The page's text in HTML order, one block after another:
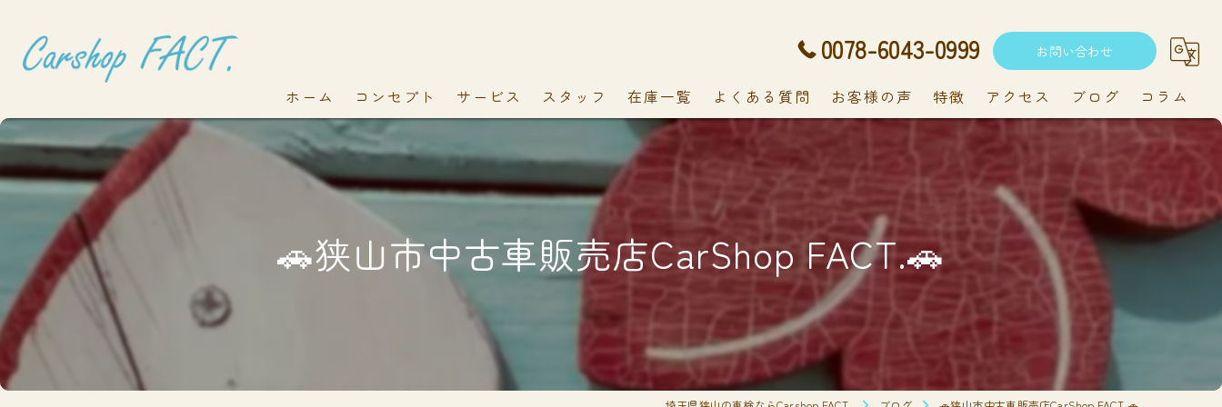
0078-6043-0999 お問い合わせ
ホーム コンセプト サービス スタッフ 在庫一覧 よくある質問 お客様の声 特徴
軽自動車
メンテナンス
アクセス ブログ コラム
🚗狭山市中古車販売店CarShop FACT.🚗